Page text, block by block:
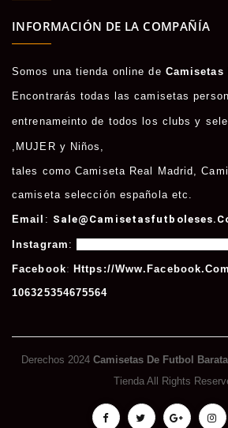
INFORMACIÓN DE LA COMPAÑÍA
Somos una tienda online de Camisetas
Encontrarás todas las camisetas
entrenameinto de todos los clubs y
, MUJER y Niños ,
tales comoCamiseta Real Madrid ,
camiseta selección española etc.
Email :
Instagram :
Facebook: Https://
106325354675564
Derechos 2024 Camisetas De Futbol
Tienda All Rights